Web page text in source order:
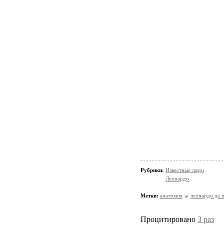
Рубрики: Известные люди
Леонардо
Метки: анатомия леонардо да
Процитировано 3 раз